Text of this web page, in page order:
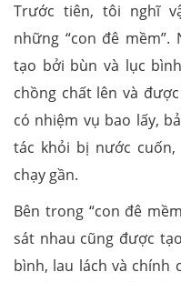
Trước tiên, tôi nghĩ
những “con đê mềm”.
tạo bởi bùn và lục
chồng chất lên và
có nhiệm vụ bao lấy,
tác khỏi bị nước
chạy gần.
Bên trong “con đê
sát nhau cũng được
bình, lau lách và chính